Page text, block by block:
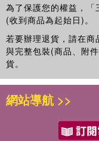
為了保護您的權益，「
(收到商品為起始日)。
若要辦理退貨，請在
與完整包裝(商品、附
貨。
網站導航 >>